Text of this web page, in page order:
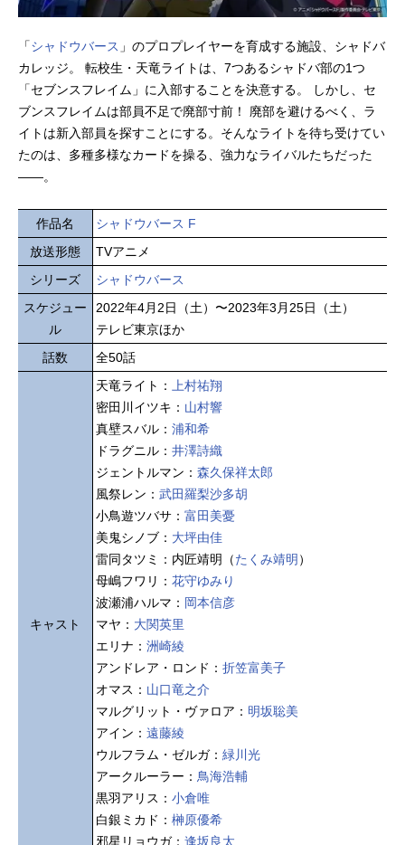
「シャドウバース 」のプロプレイヤーを育成する施設、シャドバ
カレッジ。 転校生・天竜ライトは、7つあるシャドバ部の1つ
「セブンスフレイム」に入部することを決意する。 しかし、セ
ブンスフレイムは部員不足で廃部寸前！ 廃部を避けるべく、ラ
イトは新入部員を探すことにする。そんなライトを待ち受けてい
たのは、多種多様なカードを操る、強力なライバルたちだった
――。
作品名
シャドウバース F
放送形態
TVアニメ
シリーズ
シャドウバース
スケジュー
ル
2022年4月2日（土）〜2023年3月25日（土）
テレビ東京ほか
話数
全50話
キャスト
天竜ライト：
上村祐翔
密田川イツキ： 山村響
真壁スバル： 浦和希
ドラグニル： 井澤詩織
ジェントルマン： 森久保祥太郎
風祭レン： 武田羅梨沙多胡
小鳥遊ツバサ： 富田美憂
美鬼シノブ： 大坪由佳
雷同タツミ：内匠靖明（たくみ靖明 ）
母嶋フワリ： 花守ゆみり
波瀬浦ハルマ： 岡本信彦
マヤ： 大関英里
エリナ： 洲崎綾
アンドレア・ロンド： 折笠富美子
オマス： 山口竜之介
マルグリット・ヴァロア： 明坂聡美
アイン： 遠藤綾
ウルフラム・ゼルガ： 緑川光
アークルーラー： 鳥海浩輔
黒羽アリス： 小倉唯
白銀ミカド： 榊原優希
邪星リョウガ： 逢坂良太